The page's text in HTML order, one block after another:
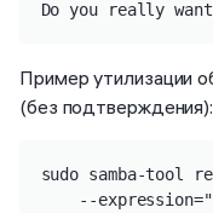
Do you really want
Пример утилизации
(без подтверждения):
sudo samba-tool
--